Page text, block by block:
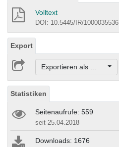
Volltext
DOI: 10.5445/IR/1000035536
Export
Exportieren als ...
Statistiken
Seitenaufrufe: 559
seit 25.04.2018
Downloads: 1676